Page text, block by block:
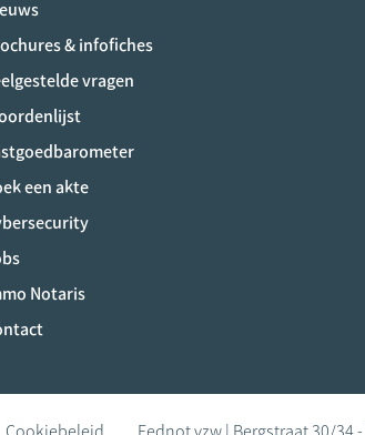
& infofiches
vragen
een akte
Notaris